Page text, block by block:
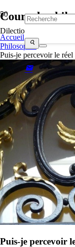
Dilectio
search
mail
Cours de
Accueil
Philosophie
Puis-je percevoir le réel
Puis-je percevoir